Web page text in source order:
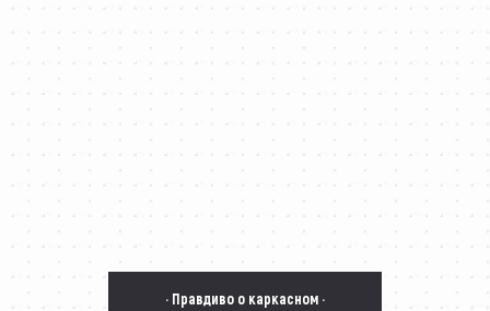
· Правдиво о каркасном ·